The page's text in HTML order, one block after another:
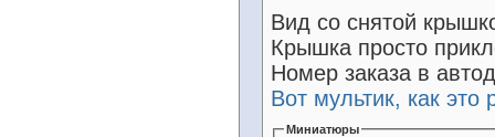
Вид со снятой
Крышка просто
Номер заказа в
Вот мультик, как это
Миниатюры